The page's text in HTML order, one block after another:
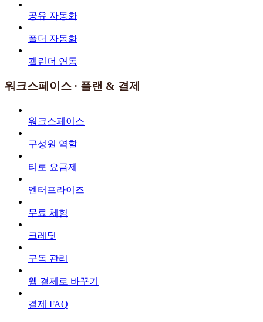
공유 자동화
폴더 자동화
캘린더 연동
워크스페이스 · 플랜 & 결제
워크스페이스
구성원 역할
티로 요금제
엔터프라이즈
무료 체험
크레딧
구독 관리
웹 결제로 바꾸기
결제 FAQ